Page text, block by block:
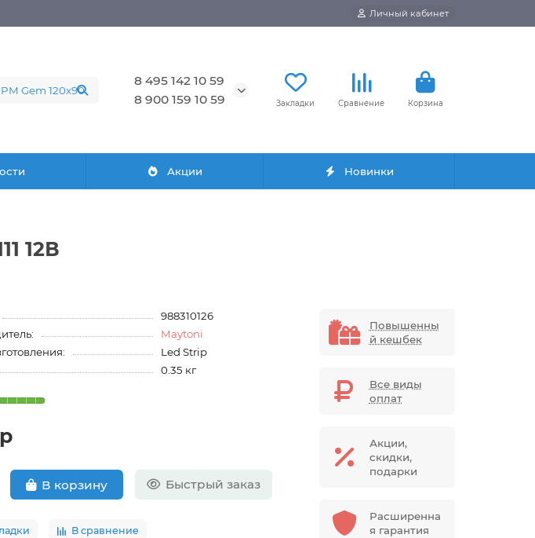
Личный кабинет
8 495 142 10 59
8 900 159 10 59
Закладки Сравнение Корзина
Акции Новинки
12В
988310126
Maytoni
Led Strip
0.35 кг
В корзину Быстрый заказ
В сравнение
Повышенны
й кешбек
Все виды
оплат
Акции,
скидки,
подарки
Расширенна
я гарантия